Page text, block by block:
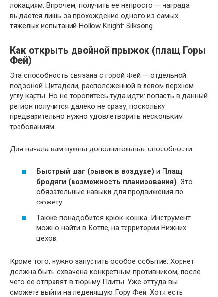
локациям. Впрочем, получить ее непросто — награда
выдается лишь за прохождение одного из самых
тяжелых испытаний Hollow Knight: Silksong.
Как открыть двойной прыжок (плащ Горы
Фей)
Эта способность связана с горой Фей — отдельной
подзоной Цитадели, расположенной в левом верхнем
углу карты. Но не торопитесь туда идти: попасть в данный
регион получится далеко не сразу, поскольку
предварительно нужно удовлетворить нескольким
требованиям.
Для начала вам нужны дополнительные способности:
Быстрый шаг (рывок в воздухе) и Плащ
бродяги (возможность планирования). Это
обязательные навыки для продвижения по
сюжету.
Также понадобится крюк-кошка. Инструмент
можно найти в Котле, на территории Нижних
цехов.
Кроме того, нужно запустить особое событие: Хорнет
должна быть схвачена конкретным противником, после
чего ее отправят в тюрьму Плиты. Уже оттуда вы
сможете выйти на леденящую Гору Фей. Хотя есть